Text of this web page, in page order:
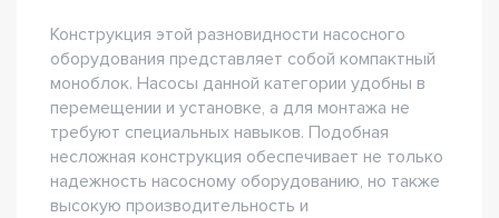
Конструкция этой разновидности насосного
оборудования представляет собой компактный
моноблок. Насосы данной категории удобны в
перемещении и установке, а для монтажа не
требуют специальных навыков. Подобная
несложная конструкция обеспечивает не только
надежность насосному оборудованию, но также
высокую производительность и